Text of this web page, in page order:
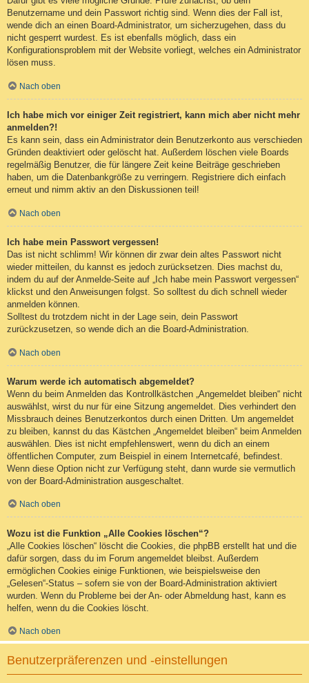
Benutzername und dein Passwort richtig sind. Wenn dies der Fall ist,
wende dich an einen Board-Administrator, um sicherzugehen, dass du
nicht gesperrt wurdest. Es ist ebenfalls möglich, dass ein
Konfigurationsproblem mit der Website vorliegt, welches ein Administrator
lösen muss.
Nach oben
Ich habe mich vor einiger Zeit registriert, kann mich aber nicht mehr
anmelden?!
Es kann sein, dass ein Administrator dein Benutzerkonto aus verschieden
Gründen deaktiviert oder gelöscht hat. Außerdem löschen viele Boards
regelmäßig Benutzer, die für längere Zeit keine Beiträge geschrieben
haben, um die Datenbankgröße zu verringern. Registriere dich einfach
erneut und nimm aktiv an den Diskussionen teil!
Nach oben
Ich habe mein Passwort vergessen!
Das ist nicht schlimm! Wir können dir zwar dein altes Passwort nicht
wieder mitteilen, du kannst es jedoch zurücksetzen. Dies machst du,
indem du auf der Anmelde-Seite auf „Ich habe mein Passwort vergessen“
klickst und den Anweisungen folgst. So solltest du dich schnell wieder
anmelden können.
Solltest du trotzdem nicht in der Lage sein, dein Passwort
zurückzusetzen, so wende dich an die Board-Administration.
Nach oben
Warum werde ich automatisch abgemeldet?
Wenn du beim Anmelden das Kontrollkästchen „Angemeldet bleiben“ nicht
auswählst, wirst du nur für eine Sitzung angemeldet. Dies verhindert den
Missbrauch deines Benutzerkontos durch einen Dritten. Um angemeldet
zu bleiben, kannst du das Kästchen „Angemeldet bleiben“ beim Anmelden
auswählen. Dies ist nicht empfehlenswert, wenn du dich an einem
öffentlichen Computer, zum Beispiel in einem Internetcafé, befindest.
Wenn diese Option nicht zur Verfügung steht, dann wurde sie vermutlich
von der Board-Administration ausgeschaltet.
Nach oben
Wozu ist die Funktion „Alle Cookies löschen“?
„Alle Cookies löschen“ löscht die Cookies, die phpBB erstellt hat und die
dafür sorgen, dass du im Forum angemeldet bleibst. Außerdem
ermöglichen Cookies einige Funktionen, wie beispielsweise den
„Gelesen“-Status – sofern sie von der Board-Administration aktiviert
wurden. Wenn du Probleme bei der An- oder Abmeldung hast, kann es
helfen, wenn du die Cookies löscht.
Nach oben
Benutzerpräferenzen und -einstellungen